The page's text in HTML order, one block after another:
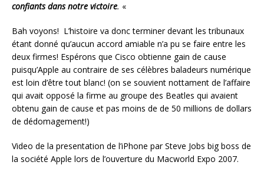
confiants dans notre victoire. «
Bah voyons! L’histoire va donc terminer devant les tribunaux
étant donné qu’aucun accord amiable n’a pu se faire entre les
deux firmes! Espérons que Cisco obtienne gain de cause
puisqu’Apple au contraire de ses célèbres baladeurs numérique
est loin d’être tout blanc! (on se souvient nottament de l’affaire
qui avait opposé la firme au groupe des Beatles qui avaient
obtenu gain de cause et pas moins de de 50 millions de dollars
de dédomagement!)
Video de la presentation de l’iPhone par Steve Jobs big boss de
la société Apple lors de l’ouverture du Macworld Expo 2007.